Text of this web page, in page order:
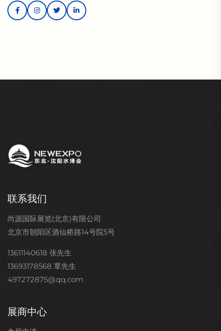
联系我们
尚源国际展览(北京)有限公司
北京市朝阳区酒仙桥路14号院5号
13611140618 张先生
13693178568 覃先生
497272875@qq.com
展商中心